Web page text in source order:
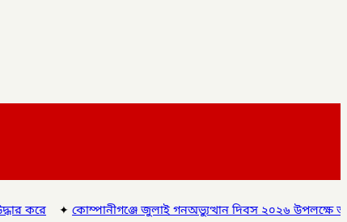
জুলাই গনঅভ্যুত্থান দিবস ২০২৬ উপলক্ষে আলোচনা সভা ও বিশেষ